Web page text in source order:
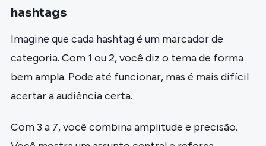
hashtags
Imagine que cada hashtag é um marcador de
categoria. Com 1 ou 2, você diz o tema de forma
bem ampla. Pode até funcionar, mas é mais difícil
acertar a audiência certa.
Com 3 a 7, você combina amplitude e precisão.